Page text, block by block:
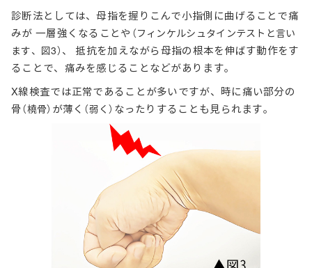
診断法としては、母指を握りこんで小指側に曲げることで痛
みが 一層強くなることや （フィンケルシュタインテストと言い
ます、図3） 、 抵抗を加えながら母指の根本を伸ばす動作をす
ることで、痛みを感じることなどがあります。
X線検査では正常であることが多いですが、時に痛い部分の
骨 （橈骨） が薄く （弱く） なったりすることも見られます。